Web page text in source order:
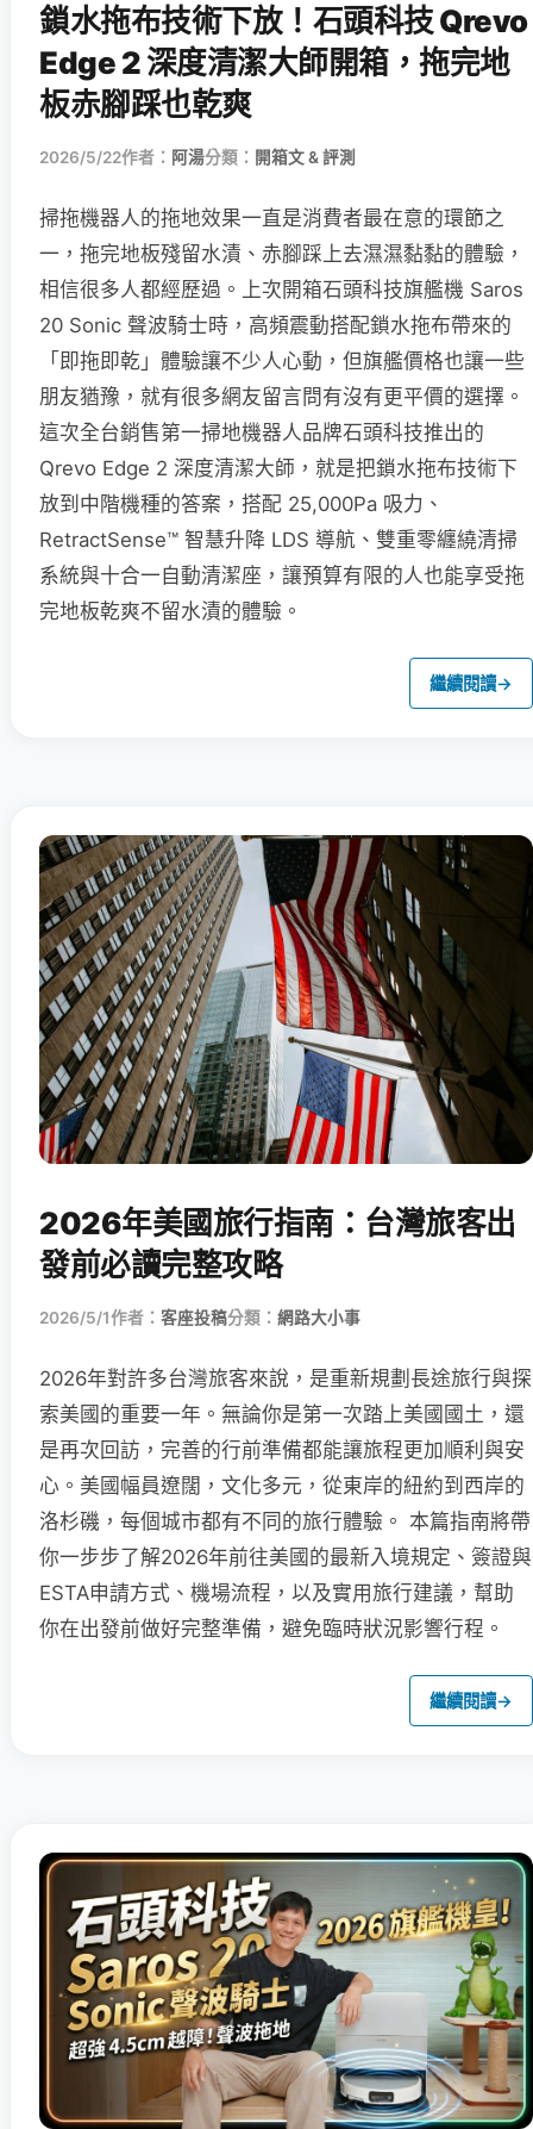
鎖水拖布技術下放！石頭科技 Qrevo
Edge 2 深度清潔大師開箱，拖完地
板赤腳踩也乾爽
2026/5/22作者： 阿湯分類： 開箱文 & 評測
掃拖機器人的拖地效果一直是消費者最在意的環節之
一，拖完地板殘留水漬、赤腳踩上去濕濕黏黏的體驗，
相信很多人都經歷過。上次開箱石頭科技旗艦機 Saros
20 Sonic 聲波騎士時，高頻震動搭配鎖水拖布帶來的
「即拖即乾」體驗讓不少人心動，但旗艦價格也讓一些
朋友猶豫，就有很多網友留言問有沒有更平價的選擇。
這次全台銷售第一掃地機器人品牌石頭科技推出的
Qrevo Edge 2 深度清潔大師，就是把鎖水拖布技術下
放到中階機種的答案，搭配 25,000Pa 吸力、
RetractSense™ 智慧升降 LDS 導航、雙重零纏繞清掃
系統與十合一自動清潔座，讓預算有限的人也能享受拖
完地板乾爽不留水漬的體驗。
繼續閱讀→
2026年美國旅行指南：台灣旅客出
發前必讀完整攻略
2026/5/1作者： 客座投稿分類： 網路大小事
2026年對許多台灣旅客來說，是重新規劃長途旅行與探
索美國的重要一年。無論你是第一次踏上美國國土，還
是再次回訪，完善的行前準備都能讓旅程更加順利與安
心。美國幅員遼闊，文化多元，從東岸的紐約到西岸的
洛杉磯，每個城市都有不同的旅行體驗。 本篇指南將帶
你一步步了解2026年前往美國的最新入境規定、簽證與
ESTA申請方式、機場流程，以及實用旅行建議，幫助
你在出發前做好完整準備，避免臨時狀況影響行程。
繼續閱讀→